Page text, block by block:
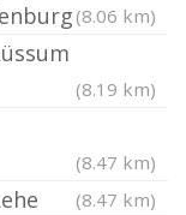
(8.06 km)
(8.19 km)
(8.47 km)
(8.47 km)